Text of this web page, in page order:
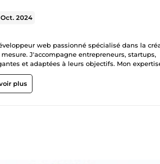
Oct. 2024
web passionné spécialisé dans la
J'accompagne entrepreneurs, startups,
et adaptées à leurs objectifs. Mon
jusqu'au développement backend et au
• Tailwind CSS • PostgreSQL • Git &amp;
Un site responsive sur mobile, tablette et
plus